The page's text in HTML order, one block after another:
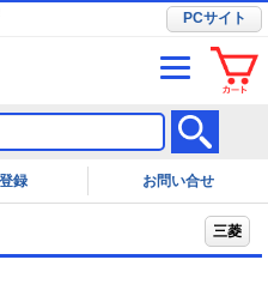
PCサイト
お問い合せ
三菱